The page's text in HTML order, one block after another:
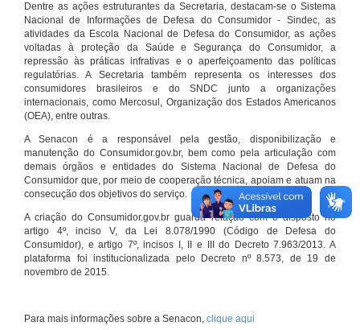
Dentre as ações estruturantes da Secretaria, destacam-se o Sistema
Nacional de Informações de Defesa do Consumidor - Sindec, as
atividades da Escola Nacional de Defesa do Consumidor, as ações
voltadas à proteção da Saúde e Segurança do Consumidor, a
repressão às práticas infrativas e o aperfeiçoamento das políticas
regulatórias. A Secretaria também representa os interesses dos
consumidores brasileiros e do SNDC junto a organizações
internacionais, como Mercosul, Organização dos Estados Americanos
(OEA), entre outras.
A Senacon é a responsável pela gestão, disponibilização e
manutenção do Consumidor.gov.br, bem como pela articulação com
demais órgãos e entidades do Sistema Nacional de Defesa do
Consumidor que, por meio de cooperação técnica, apoiam e atuam na
consecução dos objetivos do serviço.
A criação do Consumidor.gov.br guarda relação com o disposto no
artigo 4º, inciso V, da Lei 8.078/1990 (Código de Defesa do
Consumidor), e artigo 7º, incisos I, II e III do Decreto 7.963/2013. A
plataforma foi institucionalizada pelo Decreto nº 8.573, de 19 de
novembro de 2015.
Para mais informações sobre a Senacon, clique aqui